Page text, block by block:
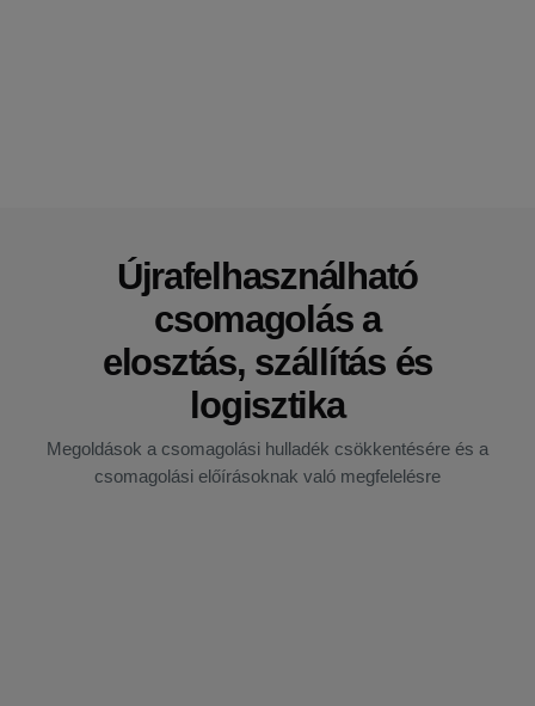
Újrafelhasználható
csomagolás a
elosztás, szállítás és
logisztika
Megoldások a csomagolási hulladék csökkentésére és a
csomagolási előírásoknak való megfelelésre